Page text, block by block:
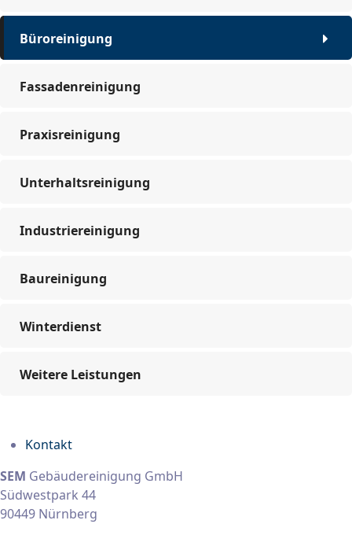
Büroreinigung
Fassadenreinigung
Praxisreinigung
Unterhaltsreinigung
Industriereinigung
Baureinigung
Winterdienst
Weitere Leistungen
Kontakt
SEM Gebäudereinigung GmbH
Südwestpark 44
90449 Nürnberg